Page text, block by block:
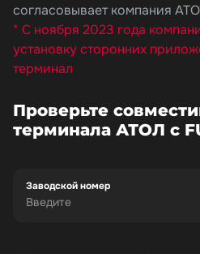
согласовывает компания
* С ноября 2023 года
установку сторонних
терминал
Проверьте
терминала АТОЛ с
Заводской номер